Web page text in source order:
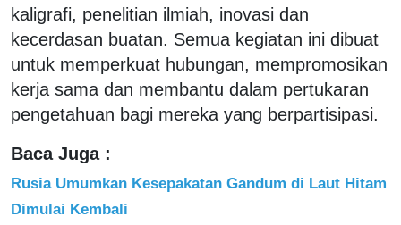
kaligrafi, penelitian ilmiah, inovasi dan
kecerdasan buatan. Semua kegiatan ini dibuat
untuk memperkuat hubungan, mempromosikan
kerja sama dan membantu dalam pertukaran
pengetahuan bagi mereka yang berpartisipasi.
Baca Juga :
Rusia Umumkan Kesepakatan Gandum di Laut Hitam
Dimulai Kembali